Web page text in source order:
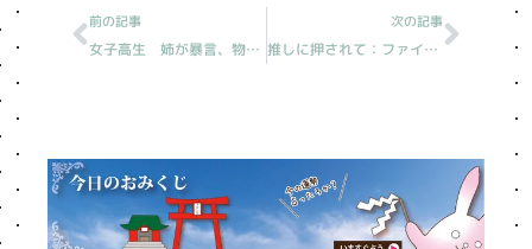
前の記事
女子高生 姉が暴言、物投げる［読売新聞人生案内2022/12/29分］
次の記事
推しに押されて：ファイナル〜小田嶋隆センセの講評